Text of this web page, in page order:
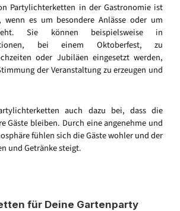
Partylichterketten in der Gastronomie ist
wenn es um besondere Anlässe oder um
Sie können beispielsweise in
bei einem Oktoberfest, zu
oder Jubiläen eingesetzt werden,
der Veranstaltung zu erzeugen und
auch dazu bei, dass die
Gäste bleiben. Durch eine angenehme und
fühlen sich die Gäste wohler und der
und Getränke steigt.
für Deine Gartenparty